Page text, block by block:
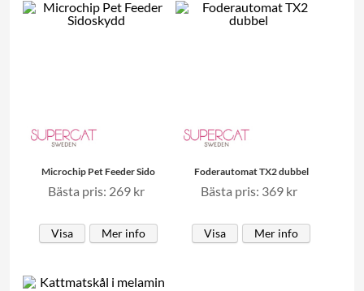
Microchip Pet Feeder Sido
Bästa pris: 269 kr
Visa Mer info
Foderautomat TX2 dubbel
Bästa pris: 369 kr
Visa Mer info